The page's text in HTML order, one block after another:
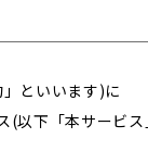
といいます)に
下「本サービス